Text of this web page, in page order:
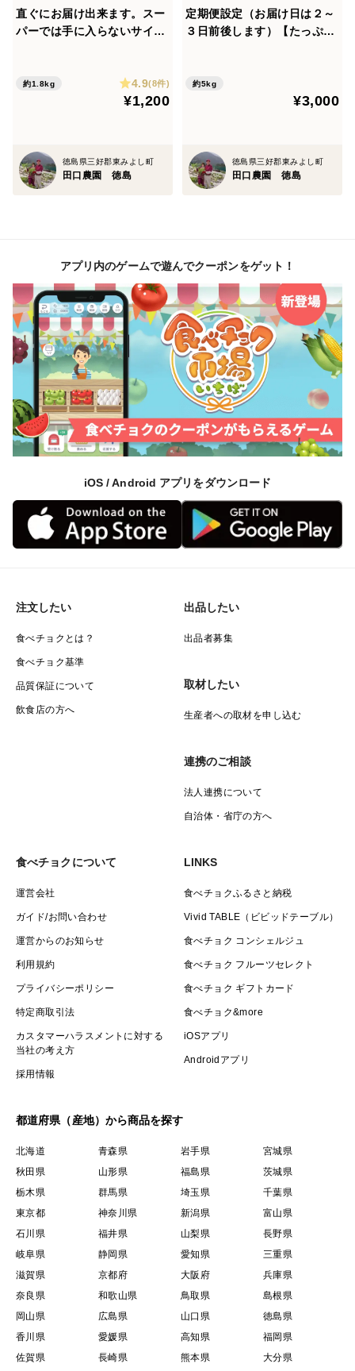
直ぐにお届け出来ます。スー
パーでは手に入らないサイズ
０～４５個入ってます。 食べ
方いろいろ工夫次第”！！
約1.8kg 4.9(8件)
¥1,200
徳島県三好郡東みよし町
田口農園 徳島
定期便設定（お届け日は２～
３日前後します）【たっぷり
まかせセットです。季節ごと
の旬の世界農業遺産ブランド
約5kg
¥3,000
徳島県三好郡東みよし町
田口農園 徳島
アプリ内のゲームで遊んでクーポンをゲット！
iOS / Android アプリをダウンロード
注文したい
食べチョクとは？
食べチョク基準
品質保証について
飲食店の方へ
出品したい
出品者募集
取材したい
生産者への取材を申し込む
連携のご相談
法人連携について
自治体・省庁の方へ
食べチョクについて
運営会社
ガイド/お問い合わせ
運営からのお知らせ
利用規約
プライバシーポリシー
特定商取引法
カスタマーハラスメントに対する
当社の考え方
採用情報
LINKS
食べチョクふるさと納税
Vivid TABLE（ビビッドテーブル）
食べチョク コンシェルジュ
食べチョク フルーツセレクト
食べチョク ギフトカード
食べチョク&more
iOSアプリ
Androidアプリ
都道府県（産地）から商品を探す
北海道 青森県 岩手県
宮城県
秋田県
山形県 福島県
茨城県
栃木県
群馬県 埼玉県
千葉県
東京都
神奈川県 新潟県
富山県
石川県
福井県 山梨県
長野県
岐阜県
静岡県 愛知県
三重県
滋賀県
京都府 大阪府
兵庫県
奈良県
和歌山県 鳥取県
島根県
岡山県
広島県 山口県
徳島県
香川県
愛媛県 高知県
福岡県
佐賀県
長崎県 熊本県 大分県